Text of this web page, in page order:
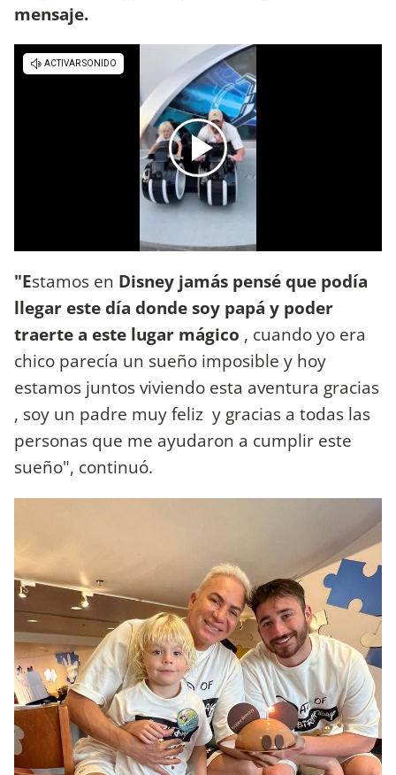
mensaje.
"Estamos en Disney jamás pensé que podía
llegar este día donde soy papá y poder
traerte a este lugar mágico , cuando yo era
chico parecía un sueño imposible y hoy
estamos juntos viviendo esta aventura gracias
, soy un padre muy feliz y gracias a todas las
personas que me ayudaron a cumplir este
sueño", continuó.